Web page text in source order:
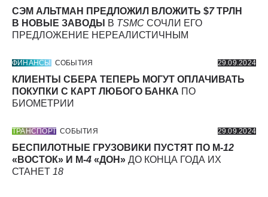
СЭМ АЛЬТМАН ПРЕДЛОЖИЛ ВЛОЖИТЬ $7ТРЛН
В НОВЫЕ ЗАВОДЫ
В TSMC СОЧЛИ ЕГО
ПРЕДЛОЖЕНИЕ НЕРЕАЛИСТИЧНЫМ
ФИНАНСЫ СОБЫТИЯ 29.09.2024
КЛИЕНТЫ СБЕРА ТЕПЕРЬ МОГУТ ОПЛАЧИВАТЬ
ПОКУПКИ С КАРТ ЛЮБОГО БАНКА ПО
БИОМЕТРИИ
ТРАНСПОРТ СОБЫТИЯ 29.09.2024
БЕСПИЛОТНЫЕ ГРУЗОВИКИ ПУСТЯТ ПО М-12
«ВОСТОК» И М-4 «ДОН» ДО КОНЦА ГОДА ИХ
СТАНЕТ 18